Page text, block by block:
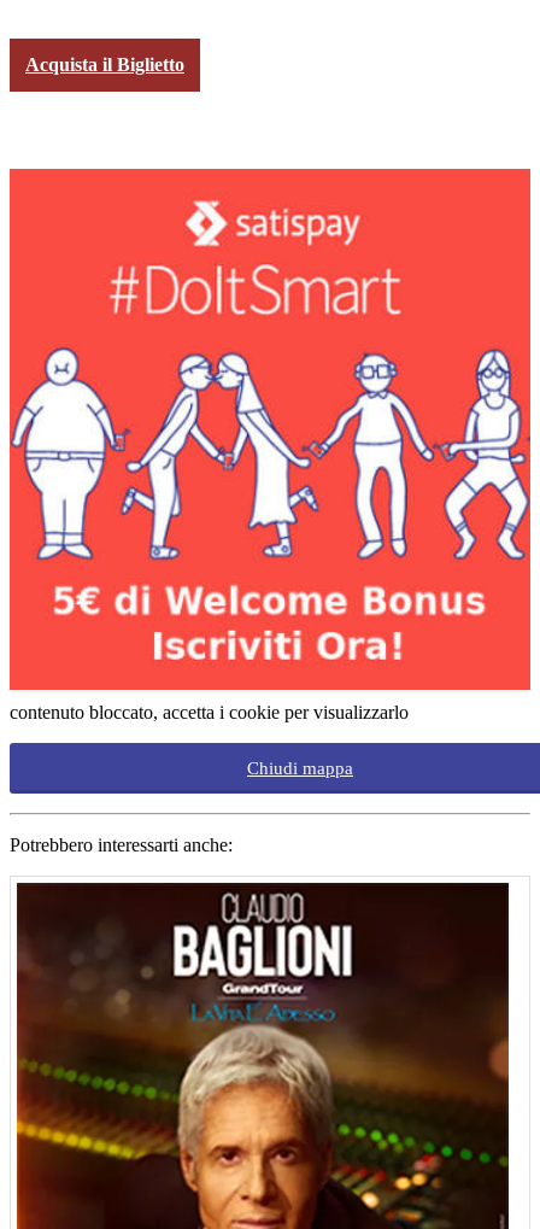
Acquista il Biglietto
contenuto bloccato, accetta i cookie per visualizzarlo
Chiudi mappa
Potrebbero interessarti anche: